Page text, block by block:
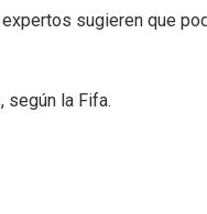
sugieren que
según la Fifa.